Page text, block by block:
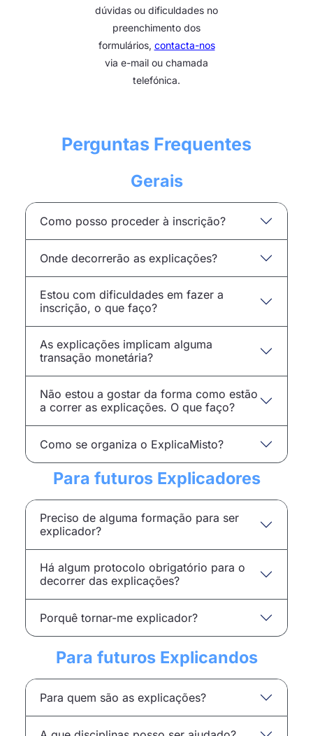
dúvidas ou dificuldades no
preenchimento dos
formulários, contacta-nos
via e-mail ou chamada
telefónica.
Perguntas Frequentes
Gerais
Como posso proceder à inscrição?
Onde decorrerão as explicações?
Estou com dificuldades em fazer a
inscrição, o que faço?
As explicações implicam alguma
transação monetária?
Não estou a gostar da forma como estão
a correr as explicações. O que faço?
Como se organiza o ExplicaMisto?
Para futuros Explicadores
Preciso de alguma formação para ser
explicador?
Há algum protocolo obrigatório para o
decorrer das explicações?
Porquê tornar-me explicador?
Para futuros Explicandos
Para quem são as explicações?